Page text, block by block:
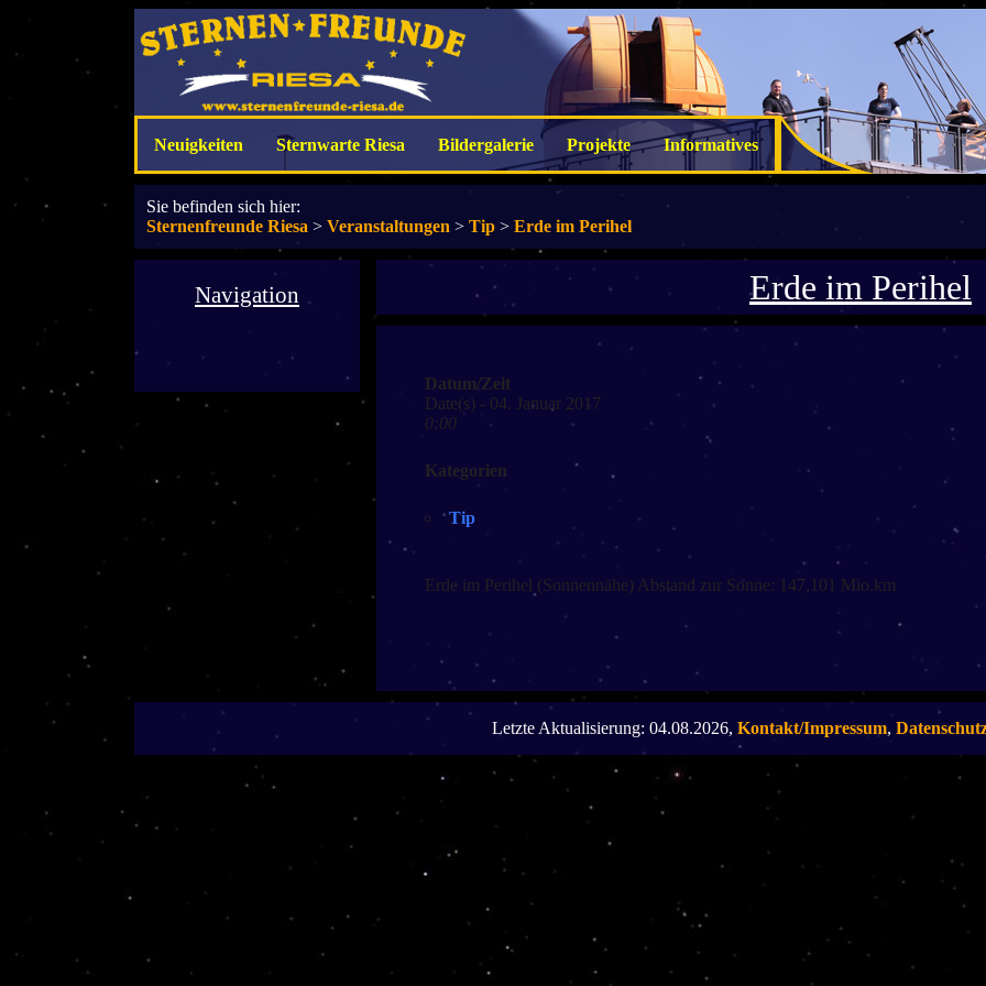
Neuigkeiten Sternwarte Riesa Bildergalerie Projekte Informatives
Sie befinden sich hier:
Sternenfreunde Riesa > Veranstaltungen > Tip > Erde im Perihel
Navigation Erde im Perihel
Datum/Zeit
Date(s) - 04. Januar 2017
0:00
Kategorien
Tip
Erde im Perihel (Sonnennähe) Abstand zur Sonne: 147,101 Mio.km
Letzte Aktualisierung: 04.08.2026, Kontakt/Impressum,